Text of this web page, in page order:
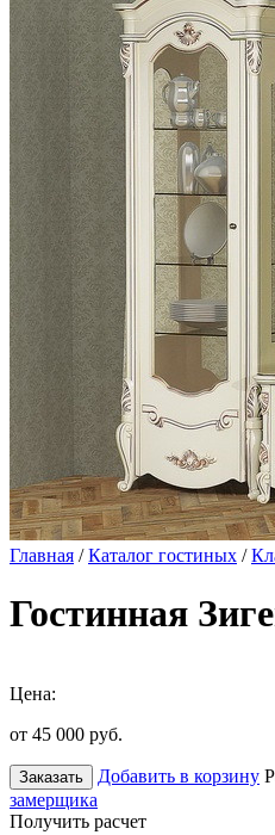
Главная /Каталог гостиных /
Гостинная
Цена:
от 45 000 руб.
Заказать Добавить в корзину
замерщика
Получить расчет